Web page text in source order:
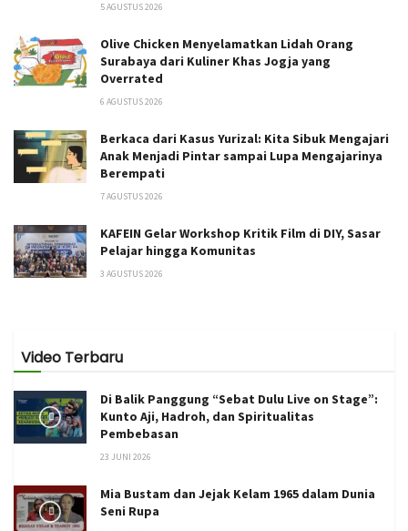
5 AGUSTUS 2026
Olive Chicken Menyelamatkan Lidah Orang
Surabaya dari Kuliner Khas Jogja yang
Overrated
6 AGUSTUS 2026
Berkaca dari Kasus Yurizal: Kita Sibuk Mengajari
Anak Menjadi Pintar sampai Lupa Mengajarinya
Berempati
7 AGUSTUS 2026
KAFEIN Gelar Workshop Kritik Film di DIY, Sasar
Pelajar hingga Komunitas
3 AGUSTUS 2026
Video Terbaru
Di Balik Panggung “Sebat Dulu Live on Stage”:
Kunto Aji, Hadroh, dan Spiritualitas
Pembebasan
23 JUNI 2026
Mia Bustam dan Jejak Kelam 1965 dalam Dunia
Seni Rupa